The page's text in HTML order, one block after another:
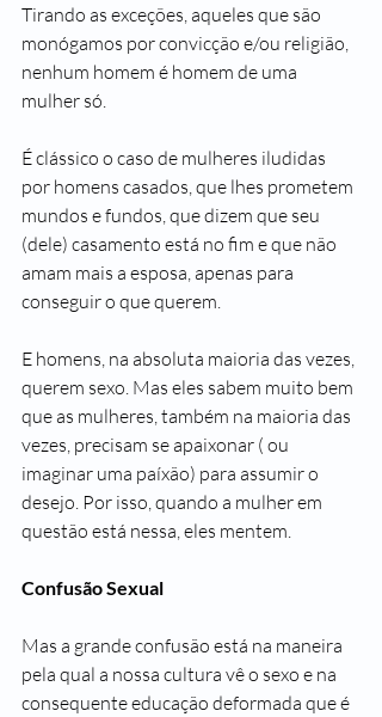
Tirando as exceções, aqueles que são
monógamos por convicção e/ou religião,
nenhum homem é homem de uma
mulher só.
É clássico o caso de mulheres iludidas
por homens casados, que lhes prometem
mundos e fundos, que dizem que seu
(dele) casamento está no fim e que não
amam mais a esposa, apenas para
conseguir o que querem.
E homens, na absoluta maioria das vezes,
querem sexo. Mas eles sabem muito bem
que as mulheres, também na maioria das
vezes, precisam se apaixonar ( ou
imaginar uma paíxão) para assumir o
desejo. Por isso, quando a mulher em
questão está nessa, eles mentem.
Confusão Sexual
Mas a grande confusão está na maneira
pela qual a nossa cultura vê o sexo e na
consequente educação deformada que é